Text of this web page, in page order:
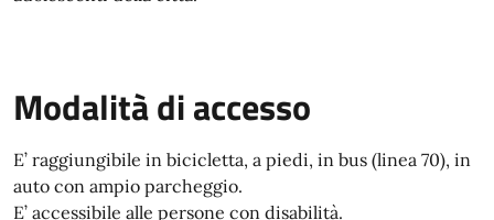
Modalità di accesso
E’ raggiungibile in bicicletta, a piedi, in bus (linea 70), in
auto con ampio parcheggio.
E’ accessibile alle persone con disabilità.